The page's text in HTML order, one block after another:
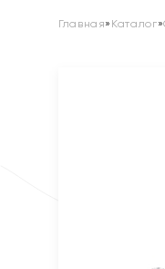
Главная» Каталог»